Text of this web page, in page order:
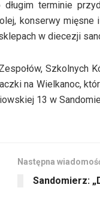
terminie
konserwy
w diecezji
Szkolnych
na Wielkanoc,
13 w
Następna
Sandomierz: